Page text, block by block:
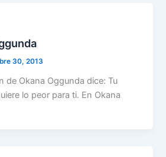
30, 2013
de Okana Oggunda dice: Tu
lo peor para ti. En Okana